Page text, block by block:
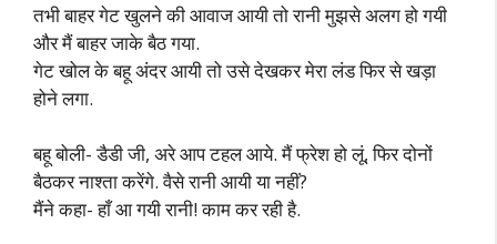
तभी बाहर गेट खुलने की आवाज आयी तो रानी मुझसे अलग हो गयी
और मैं बाहर जाके बैठ गया.
गेट खोल के बहू अंदर आयी तो उसे देखकर मेरा लंड फिर से खड़ा
होने लगा.
बहू बोली- डैडी जी, अरे आप टहल आये. मैं फ्रेश हो लूं, फिर दोनों
बैठकर नाश्ता करेंगे. वैसे रानी आयी या नहीं?
मैंने कहा- हाँ आ गयी रानी! काम कर रही है.